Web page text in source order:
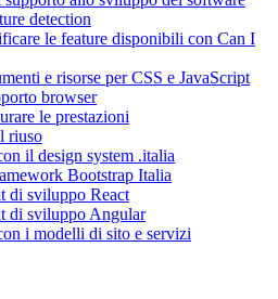
detection
le feature disponibili con Can I
e risorse per CSS e JavaScript
browser
le prestazioni
riuso
il design system .italia
Bootstrap Italia
di sviluppo React
di sviluppo Angular
i modelli di sito e servizi